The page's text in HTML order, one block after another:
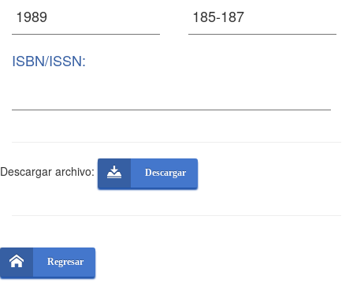
ISBN/ISSN:
Descargar archivo: Descargar
Regresar